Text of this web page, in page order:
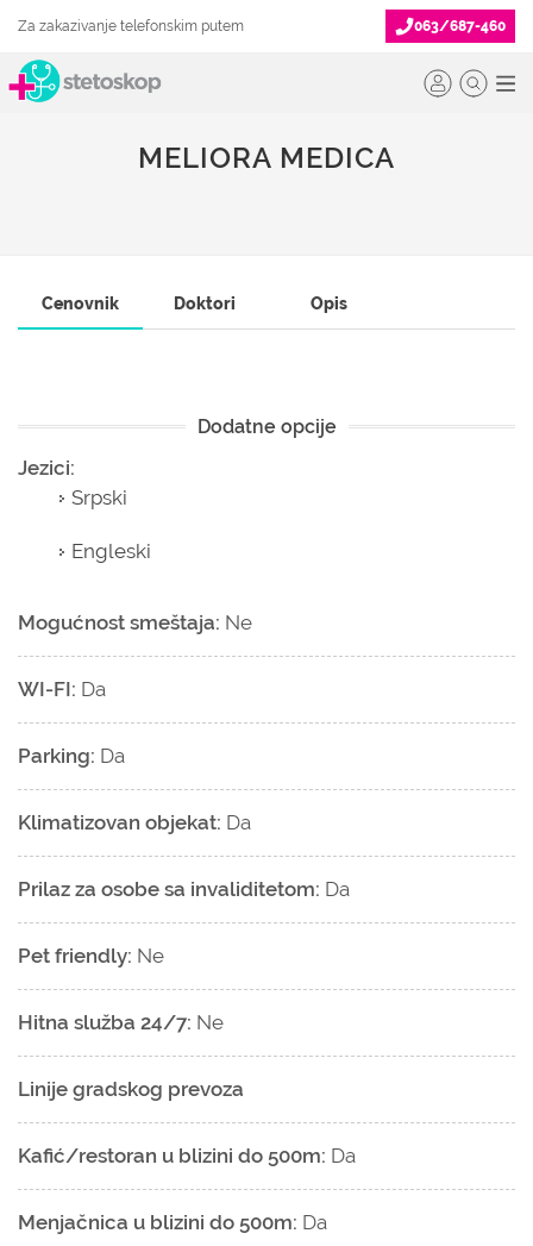
Za zakazivanje telefonskim putem 063/687-460
MELIORA MEDICA
Cenovnik Doktori Opis
Dodatne opcije
Jezici:
Srpski
Engleski
Mogućnost smeštaja: Ne
WI-FI: Da
Parking: Da
Klimatizovan objekat: Da
Prilaz za osobe sa invaliditetom: Da
Pet friendly: Ne
Hitna služba 24/7: Ne
Linije gradskog prevoza
Kafić/restoran u blizini do 500m: Da
Menjačnica u blizini do 500m: Da